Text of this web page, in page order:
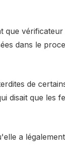
que
dans le
de
disait que les
a